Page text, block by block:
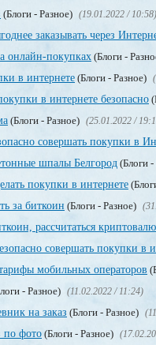
(Блоги - Разное) (19.01.2022 / 10:58)
заказывать через
онлайн-покупках (Блоги -
в интернете (Блоги - Разное)
в интернете безопасно
(Блоги - Разное) (25.01.2022 /
совершать покупки в
шпалы Белгород (Блоги -
покупки в интернете
за биткоин (Блоги - Разное)
рассчитаться
совершать покупки в
мобильных операторов
- Разное) (11.02.2022 / 11:24)
на заказ (Блоги - Разное)
по фото (Блоги - Разное)